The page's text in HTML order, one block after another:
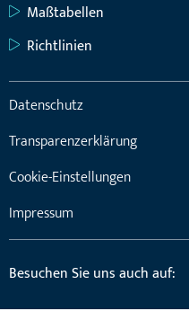
Maßtabellen
Richtlinien
Datenschutz
Transparenzerklärung
Cookie-Einstellungen
Impressum
Besuchen Sie uns auch auf: